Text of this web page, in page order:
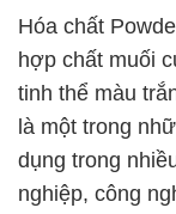
Hóa chất
hợp chất muối
tinh thể màu
là một trong
dụng trong
nghiệp, công